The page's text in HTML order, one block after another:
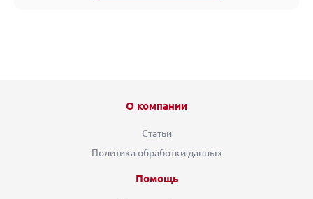
О компании
Статьи
Политика обработки данных
Помощь